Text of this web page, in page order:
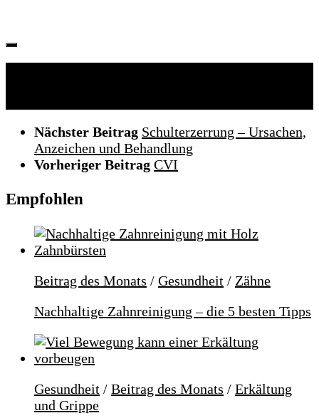
Nächster Beitrag Schulterzerrung – Ursachen,
Anzeichen und Behandlung
Vorheriger Beitrag CVI
Empfohlen
Beitrag des Monats / Gesundheit / Zähne
Nachhaltige Zahnreinigung – die 5 besten Tipps
Gesundheit / Beitrag des Monats / Erkältung
und Grippe